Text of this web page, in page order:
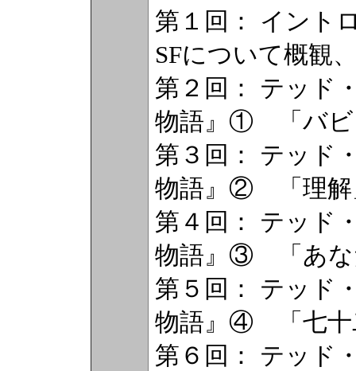
第１回： イント
SFについて概観
第２回： テッド
物語』① 「バビ
第３回： テッド
物語』② 「理解
第４回： テッド
物語』③ 「あな
第５回： テッド
物語』④ 「七十
第６回： テッド